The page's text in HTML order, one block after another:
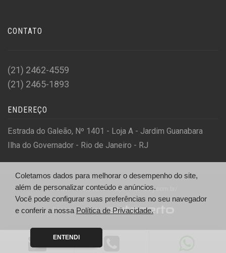
CONTATO
(21) 2462-4559
(21) 2465-1893
ENDEREÇO
Estrada do Galeão, Nº 1401 - Loja A - Jardim Guanabara
Ilha do Governador - Rio de Janeiro - RJ
© Classe A Veículos - http://classearj.com.br/
Desenvolvido por
Coletamos dados para melhorar o desempenho do site,
além de personalizar conteúdo e anúncios.
Você pode configurar suas preferências no seu navegador
e conferir a nossa Política de Privacidade.
ENTENDI